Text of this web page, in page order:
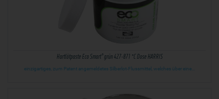
Hartlötpaste Eco Smart® grün 427-871 °C Dose HARRIS
einzigartiges, zum Patent angemeldetes Silberlot-Flussmittel, welches über eine…